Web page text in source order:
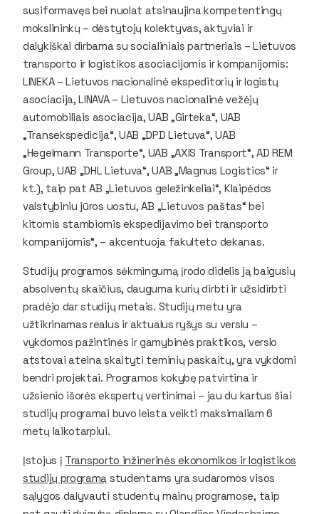
susiformavęs bei nuolat atsinaujina kompetentingų
mokslininkų – dėstytojų kolektyvas, aktyviai ir
dalykiškai dirbama su socialiniais partneriais – Lietuvos
transporto ir logistikos asociacijomis ir kompanijomis:
LINEKA – Lietuvos nacionalinė ekspeditorių ir logistų
asociacija, LINAVA – Lietuvos nacionalinė vežėjų
automobiliais asociacija, UAB „Girteka“, UAB
„Transekspedicija“, UAB „DPD Lietuva“, UAB
„Hegelmann Transporte“, UAB „AXIS Transport“, AD REM
Group, UAB „DHL Lietuva“, UAB „Magnus Logistics“ ir
kt.), taip pat AB „Lietuvos geležinkeliai“, Klaipėdos
valstybiniu jūros uostu, AB „Lietuvos paštas“ bei
kitomis stambiomis ekspedijavimo bei transporto
kompanijomis“, – akcentuoja fakulteto dekanas.
Studijų programos sėkmingumą įrodo didelis ją baigusių
absolventų skaičius, dauguma kurių dirbti ir užsidirbti
pradėjo dar studijų metais. Studijų metu yra
užtikrinamas realus ir aktualus ryšys su verslu –
vykdomos pažintinės ir gamybinės praktikos, verslo
atstovai ateina skaityti teminių paskaitų, yra vykdomi
bendri projektai. Programos kokybę patvirtina ir
užsienio išorės ekspertų vertinimai – jau du kartus šiai
studijų programai buvo leista veikti maksimaliam 6
metų laikotarpiui.
Įstojus į Transporto inžinerinės ekonomikos ir logistikos
studijų programą studentams yra sudaromos visos
sąlygos dalyvauti studentų mainų programose, taip